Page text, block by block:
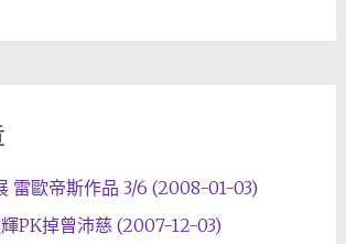
雷歐帝斯作品 3/6 (2008-01-03)
PK掉曾沛慈 (2007-12-03)